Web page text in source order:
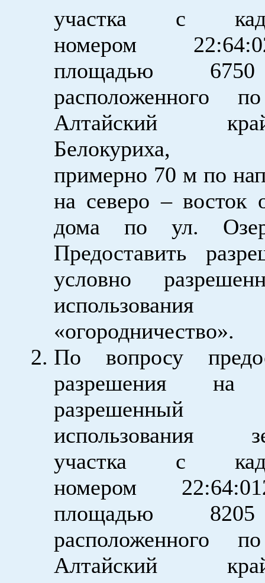
участка с
номером
площадью
расположенного
Алтайский
примерно 70 м по
на северо – восток
дома по ул.
Предоставить
условно
«огородничество».
По вопросу
разрешения на
использования
участка с
номером
площадью
расположенного
Алтайский